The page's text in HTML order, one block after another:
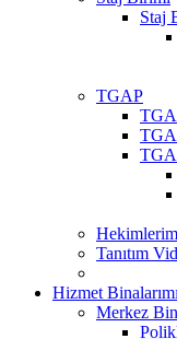
Staj
TGAP
Tanıtım
Hizmet
Merkez